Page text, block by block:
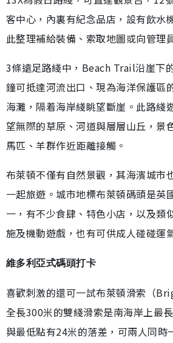
客中心，內裏有紀念品店，設有飲水
此整理補給裝備、索取地圖或向管理
3條遠足路綫中，Beach Trail沿崖下
鐘可抵達河流出口、現為海洋保護區
海灘，隔着海岸綫眺望斷崖。此路綫
望無際的草原、河道與層層山丘，景
馬匹、羊群作近距離接觸。
布萊頓不僅有自然景觀，其海濱城市
一起旅遊。城市地標布萊頓碼頭是英
一，有不少食肆、特色小店，以及類
施及機動遊戲，也有可供成人碰碰運
維多利亞式碼頭打卡
喜歡刺激的還可一試布萊頓滑索（
全長300米的雙綫滑索是南海岸上最
與最低點有24米的落差，可兩人同時